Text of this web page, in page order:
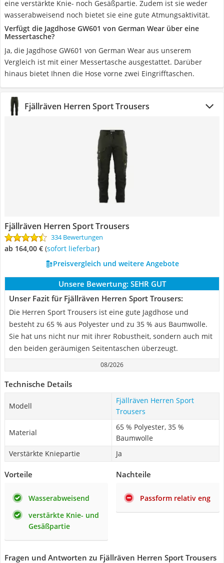
eine verstärkte Knie- noch Gesäßpartie. Zudem ist sie weder
wasserabweisend noch bietet sie eine gute Atmungsaktivität.
Verfügt die Jagdhose GW601 von German Wear über eine
Messertasche?
Ja, die Jagdhose GW601 von German Wear aus unserem
Vergleich ist mit einer Messertasche ausgestattet. Darüber
hinaus bietet Ihnen die Hose vorne zwei Eingrifftaschen.
Fjällräven Herren Sport Trousers
Fjällräven Herren Sport Trousers
334 Bewertungen
ab 164,00 € ( Sofort lieferbar)
Preisvergleich und weitere Angebote
Unsere Bewertung: SEHR GUT
Unser Fazit für Fjällräven Herren Sport Trousers:
Die Herren Sport Trousers ist eine gute Jagdhose und
besteht zu 65 % aus Polyester und zu 35 % aus Baumwolle.
Sie hat uns nicht nur mit ihrer Robustheit, sondern auch mit
den beiden geräumigen Seitentaschen überzeugt.
08/2026
Technische Details
Modell
Fjällräven Herren Sport
Trousers
Material
65 % Polyester, 35 %
Baumwolle
Verstärkte Kniepartie
Ja
Vorteile
Wasserabweisend
verstärkte Knie- und
Gesäßpartie
Nachteile
Passform relativ eng
Fragen und Antworten zu Fjällräven Herren Sport Trousers